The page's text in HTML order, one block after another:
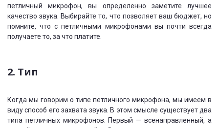
петличный микрофон, вы определенно заметите лучшее
качество звука. Выбирайте то, что позволяет ваш бюджет, но
помните, что с петличными микрофонами вы почти всегда
получаете то, за что платите.
2. Тип
Когда мы говорим о типе петличного микрофона, мы имеем в
виду способ его захвата звука. В этом смысле существует два
типа петличных микрофонов. Первый — всенаправленный, а